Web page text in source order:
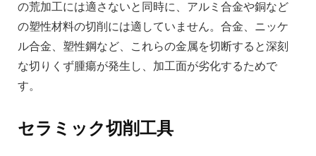
の荒加工には適さないと同時に、アルミ合金や銅など
の塑性材料の切削には適していません。合金、ニッケ
ル合金、塑性鋼など、これらの金属を切断すると深刻
な切りくず腫瘍が発生し、加工面が劣化するためで
す。
セラミック切削工具